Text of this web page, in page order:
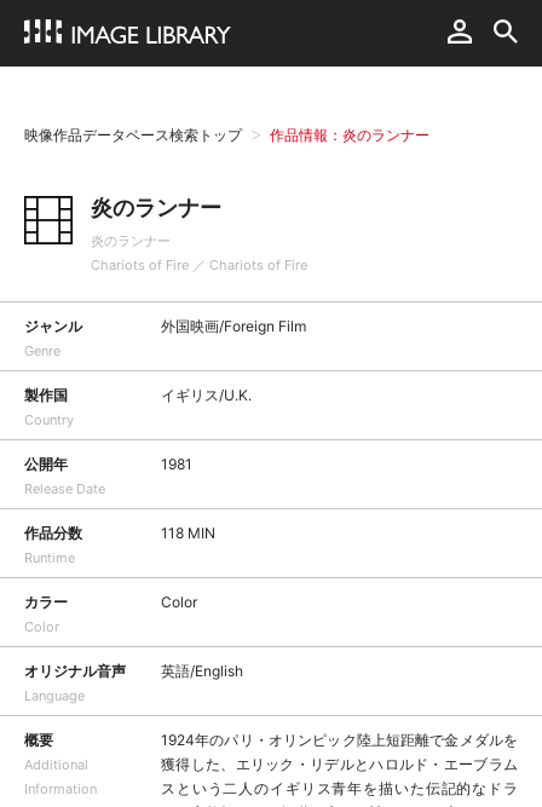
映像作品データベース検索トップ 作品情報：炎のランナー
炎のランナー
炎のランナー
Chariots of Fire ／ Chariots of Fire
ジャンル
Genre
外国映画/Foreign Film
製作国
Country
イギリス/U.K.
公開年
Release Date
1981
作品分数
Runtime
118 MIN
カラー
Color
Color
オリジナル音声
Language
英語/English
概要
Additional
Information
1924年のパリ・オリンピック陸上短距離で金メダルを
獲得した、エリック・リデルとハロルド・エーブラム
スという二人のイギリス青年を描いた伝記的なドラ